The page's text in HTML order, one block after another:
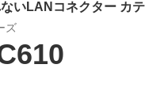
いLANコネクター カ
ズ